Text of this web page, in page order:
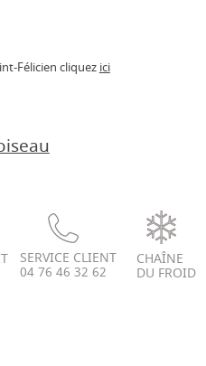
Félicien cliquez ici
SERVICE CLIENT
04 76 46 32 62
CHAÎNE
DU FROID